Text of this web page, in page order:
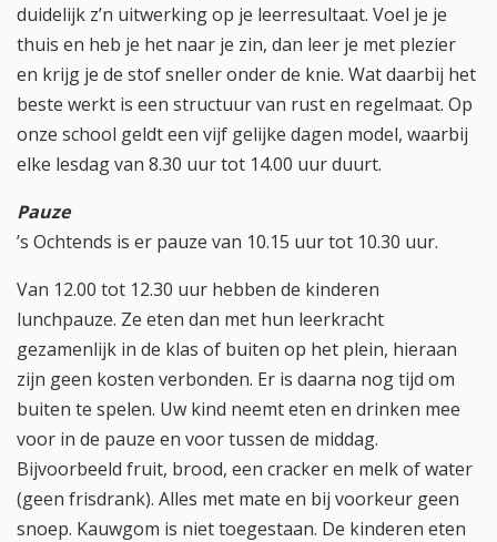
duidelijk z’n uitwerking op je leerresultaat. Voel je je
thuis en heb je het naar je zin, dan leer je met plezier
en krijg je de stof sneller onder de knie. Wat daarbij het
beste werkt is een structuur van rust en regelmaat. Op
onze school geldt een vijf gelijke dagen model, waarbij
elke lesdag van 8.30 uur tot 14.00 uur duurt.
Pauze
’s Ochtends is er pauze van 10.15 uur tot 10.30 uur.
Van 12.00 tot 12.30 uur hebben de kinderen
lunchpauze. Ze eten dan met hun leerkracht
gezamenlijk in de klas of buiten op het plein, hieraan
zijn geen kosten verbonden. Er is daarna nog tijd om
buiten te spelen. Uw kind neemt eten en drinken mee
voor in de pauze en voor tussen de middag.
Bijvoorbeeld fruit, brood, een cracker en melk of water
(geen frisdrank). Alles met mate en bij voorkeur geen
snoep. Kauwgom is niet toegestaan. De kinderen eten